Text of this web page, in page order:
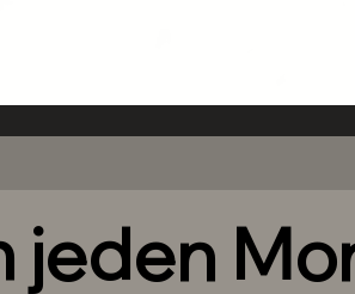
Materialen in gewohnter
jeden